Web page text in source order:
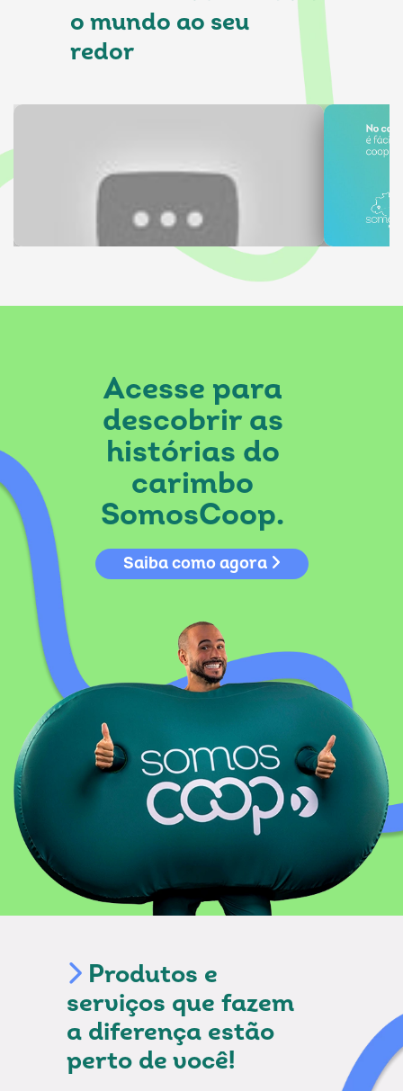
o mundo ao seu
redor
Acesse para
descobrir as
histórias do
carimbo
SomosCoop.
Saiba como agora
Produtos e
serviços que fazem
a diferença estão
perto de você!